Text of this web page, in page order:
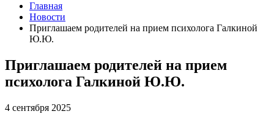
Главная
Новости
Приглашаем родителей на прием психолога Галкиной
Ю.Ю.
Приглашаем родителей на прием
психолога Галкиной Ю.Ю.
4 сентября 2025